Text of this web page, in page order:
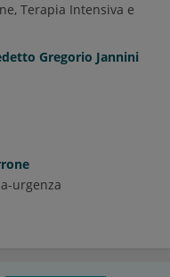
Terapia Intensiva e
Gregorio Jannini
urgenza